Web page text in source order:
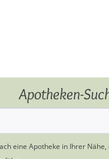
Apotheken-
eine Apotheke in Ihrer